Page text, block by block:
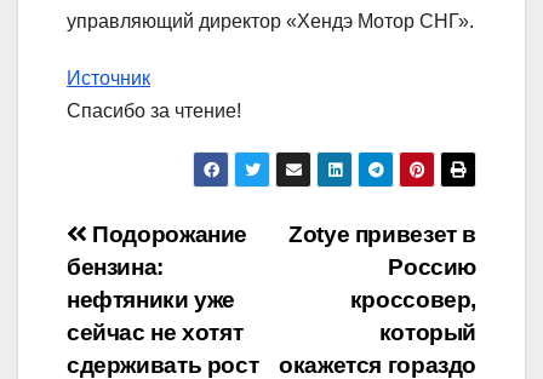
управляющий директор «Хендэ Мотор СНГ».
Источник
Спасибо за чтение!
Навигация
по
записям
Zotye привезет в
Россию
кроссовер,
который
окажется гораздо
Подорожание
бензина:
нефтяники уже
сейчас не хотят
сдерживать рост